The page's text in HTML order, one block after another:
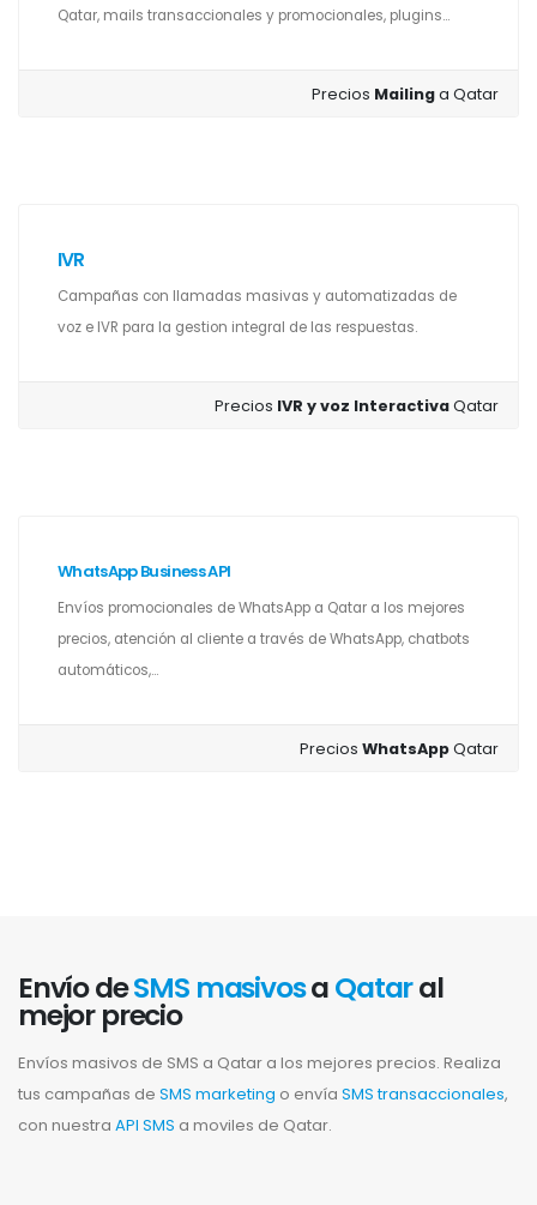
Qatar, mails transaccionales y promocionales, plugins...
Precios Mailinga Qatar
IVR
Campañas con llamadas masivas y automatizadas de
voz e IVR para la gestion integral de las respuestas.
Precios IVR y voz InteractivaQatar
WhatsApp Business API
Envíos promocionales de WhatsApp a Qatar a los mejores
precios, atención al cliente a través de WhatsApp, chatbots
automáticos,...
PreciosWhatsAppQatar
Envío deSMS masivosaQataral
mejor precio
Envíos masivos de SMS a Qatar a los mejores precios. Realiza
tus campañas de SMS marketing o envía SMS transaccionales,
con nuestra API SMS a moviles de Qatar.